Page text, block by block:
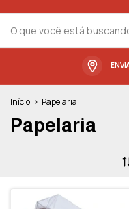
Início > Papelaria
Papelaria